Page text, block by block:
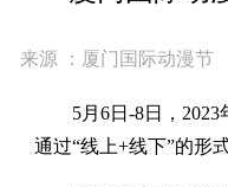
厦
通过“线上+线下”的形